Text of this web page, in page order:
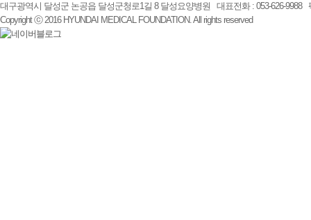
대구광역시 달성군 논공읍 달성군청로1길 8 달성요양병원 대표전화 : 053-626-
Copyright ⓒ 2016 HYUNDAI MEDICAL FOUNDATION. All rights reserved